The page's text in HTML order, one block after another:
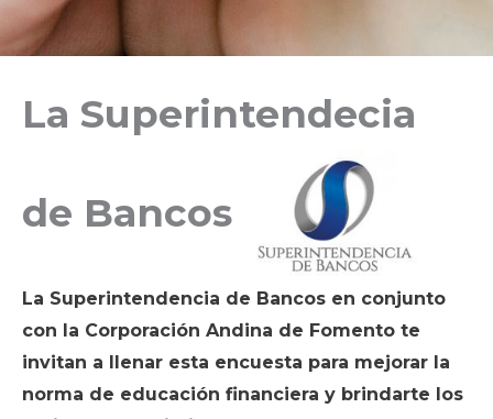
La Superintendecia
de Bancos
La Superintendencia de Bancos en conjunto
con la Corporación Andina de Fomento te
invitan a llenar esta encuesta para mejorar la
norma de educación financiera y brindarte los